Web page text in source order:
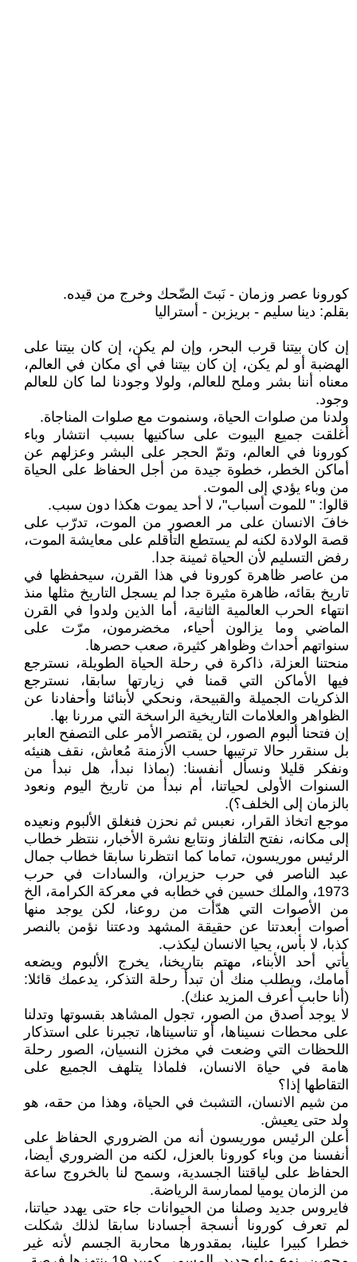
كورونا عصر وزمان - نَبتَ الضّحك وخرج من قيده.
بقلم: دينا سليم - بريزبن - أستراليا
إن كان بيتنا قرب البحر، وإن لم يكن، إن كان بيتنا على
الهضبة أو لم يكن، إن كان بيتنا في أي مكان في العالم،
معناه أننا بشر وملح للعالم، ولولا وجودنا لما كان للعالم
وجود.
ولدنا من صلوات الحياة، وسنموت مع صلوات المناجاة.
أغلقت جميع البيوت على ساكنيها بسبب انتشار وباء
كورونا في العالم، وتمّ الحجر على البشر وعزلهم عن
أماكن الخطر، خطوة جيدة من أجل الحفاظ على الحياة
من وباء يؤدي إلى الموت.
قالوا: " للموت أسباب"، لا أحد يموت هكذا دون سبب.
خافَ الانسان على مر العصور من الموت، تدرّب على
قصة الولادة لكنه لم يستطع التأقلم على معايشة الموت،
رفض التسليم لأن الحياة ثمينة جدا.
من عاصر ظاهرة كورونا في هذا القرن، سيحفظها في
تاريخ بقائه، ظاهرة مثيرة جدا لم يسجل التاريخ مثلها منذ
انتهاء الحرب العالمية الثانية، أما الذين ولدوا في القرن
الماضي وما يزالون أحياء، مخضرمون، مرّت على
سنواتهم أحداث وظواهر كثيرة، صعب حصرها.
منحتنا العزلة، ذاكرة في رحلة الحياة الطويلة، نسترجع
فيها الأماكن التي قمنا في زيارتها سابقا، نسترجع
الذكريات الجميلة والقبيحة، ونحكي لأبنائنا وأحفادنا عن
الظواهر والعلامات التاريخية الراسخة التي مررنا بها.
إن فتحنا ألبوم الصور، لن يقتصر الأمر على التصفح العابر
بل سنقرر حالا ترتيبها حسب الأزمنة مُعاش، نقف هنيئه
ونفكر قليلا ونسأل أنفسنا: (بماذا نبدأ، هل نبدأ من
السنوات الأولى لحياتنا، أم نبدأ من تاريخ اليوم ونعود
بالزمان إلى الخلف؟).
موجع اتخاذ القرار، نعبس ثم نحزن فنغلق الألبوم ونعيده
إلى مكانه، نفتح التلفاز ونتابع نشرة الأخبار، ننتظر خطاب
الرئيس موريسون، تماما كما انتظرنا سابقا خطاب جمال
عبد الناصر في حرب حزيران، والسادات في حرب
1973، والملك حسين في خطابه في معركة الكرامة، الخ
من الأصوات التي هدّأت من روعنا، لكن يوجد منها
أصوات أبعدتنا عن حقيقة المشهد ودعتنا نؤمن بالنصر
كذبا، لا بأس، يحيا الانسان ليكذب.
يأتي أحد الأبناء، مهتم بتاريخنا، يخرج الألبوم ويضعه
أمامك، ويطلب منك أن تبدأ رحلة التذكر، يدعمك قائلا:
(أنا حابب أعرف المزيد عنك).
لا يوجد أصدق من الصور، تجول المشاهد بقسوتها وتدلنا
على محطات نسيناها، أو تناسيناها، تجبرنا على استذكار
اللحظات التي وضعت في مخزن النسيان، الصور رحلة
هامة في حياة الانسان، فلماذا يتلهف الجميع على
التقاطها إذا؟
من شيم الانسان، التشبث في الحياة، وهذا من حقه، هو
ولد حتى يعيش.
أعلن الرئيس موريسون أنه من الضروري الحفاظ على
أنفسنا من وباء كورونا بالعزل، لكنه من الضروري أيضا،
الحفاظ على لياقتنا الجسدية، وسمح لنا بالخروج ساعة
من الزمان يوميا لممارسة الرياضة.
فايروس جديد وصلنا من الحيوانات جاء حتى يهدد حياتنا،
لم تعرف كورونا أنسجة أجسادنا سابقا لذلك شكلت
خطرا كبيرا علينا، بمقدورها محاربة الجسم لأنه غير